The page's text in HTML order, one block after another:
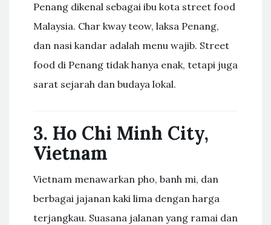
Penang dikenal sebagai ibu kota street food
Malaysia. Char kway teow, laksa Penang,
dan nasi kandar adalah menu wajib. Street
food di Penang tidak hanya enak, tetapi juga
sarat sejarah dan budaya lokal.
3. Ho Chi Minh City,
Vietnam
Vietnam menawarkan pho, banh mi, dan
berbagai jajanan kaki lima dengan harga
terjangkau. Suasana jalanan yang ramai dan